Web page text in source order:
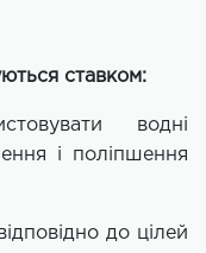
ставком:
водні
і поліпшення
до цілей